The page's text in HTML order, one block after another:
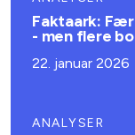
Faktaark:
- men flere
22. januar 2026
ANALYSER